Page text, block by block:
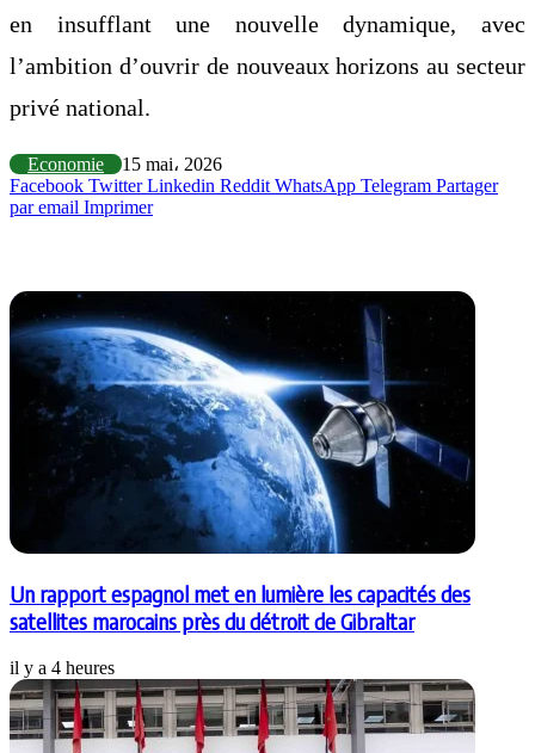
en insufflant une nouvelle dynamique, avec
l’ambition d’ouvrir de nouveaux horizons au secteur
privé national.
Economie
15 mai، 2026
Facebook Twitter Linkedin Reddit WhatsApp Telegram Partager
par email Imprimer
Un rapport espagnol met en lumière les capacités des
satellites marocains près du détroit de Gibraltar
il y a 4 heures